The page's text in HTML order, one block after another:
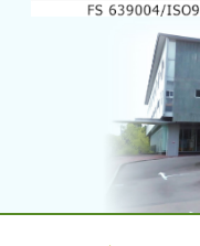
→ AI電話
外来のご案内
→ 外来受診について
→ 初診・入院のご相談